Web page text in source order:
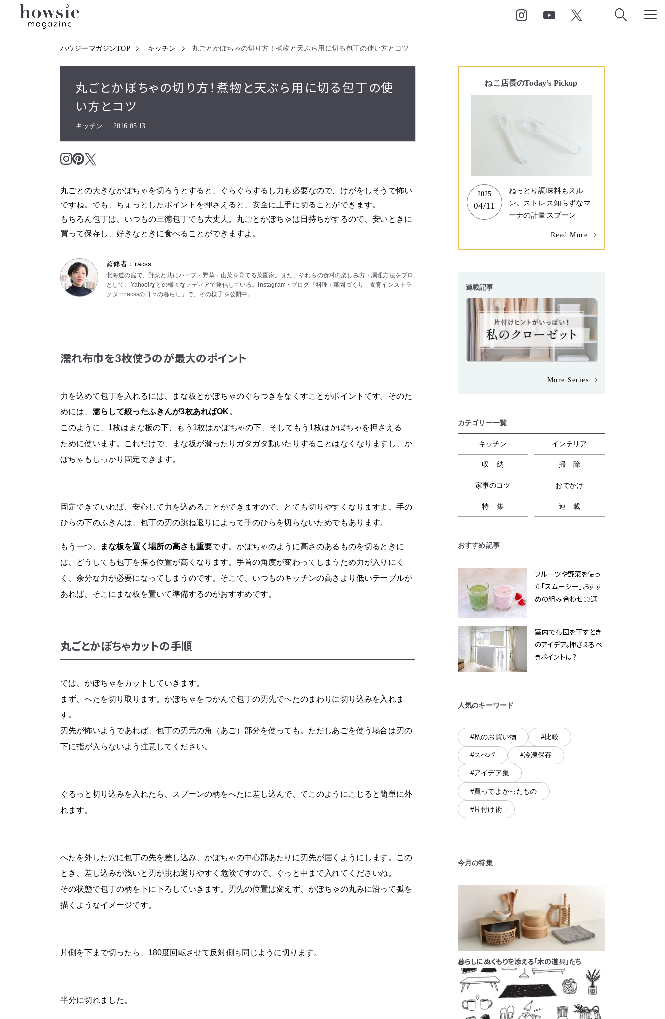
ハウジーマガジンTOP キッチン 丸ごとかぼちゃの切り方！煮物と天ぷら用に切る包丁の使い方とコツ
丸ごとかぼちゃの切り方！煮物と天ぷら用に切る包丁の使
い方とコツ
キッチン 2016.05.13
丸ごとの大きなかぼちゃを切ろうとすると、ぐらぐらするし力も必要なので、けがをしそうで怖い
ですね。でも、ちょっとしたポイントを押さえると、安全に上手に切ることができます。
もちろん包丁は、いつもの三徳包丁でも大丈夫。丸ごとかぼちゃは日持ちがするので、安いときに
買って保存し、好きなときに食べることができますよ。
監修者：racss
北海道の庭で、野菜と共にハーブ・野草・山菜を育てる菜園家。また、それらの食材の楽しみ方・調理方法をプロ
として、Yahoo!などの様々なメディアで発信している。Instagram・ブログ『料理＋菜園づくり 食育インストラ
クターracssの日々の暮らし』で、その様子を公開中。
濡れ布巾を3枚使うのが最大のポイント
力を込めて包丁を入れるには、まな板とかぼちゃのぐらつきをなくすことがポイントです。そのた
めには、 濡らして絞ったふきんが3枚あればOK 。
このように、1枚はまな板の下、もう1枚はかぼちゃの下、そしてもう1枚はかぼちゃを押さえる
ために使います。これだけで、まな板が滑ったりガタガタ動いたりすることはなくなりますし、か
ぼちゃもしっかり固定できます。
固定できていれば、安心して力を込めることができますので、とても切りやすくなりますよ。手の
ひらの下のふきんは、包丁の刃の跳ね返りによって手のひらを切らないためでもあります。
もう一つ、 まな板を置く場所の高さも重要です。かぼちゃのように高さのあるものを切るときに
は、どうしても包丁を握る位置が高くなります。手首の角度が変わってしまうため力が入りにく
く、余分な力が必要になってしまうのです。そこで、いつものキッチンの高さより低いテーブルが
あれば、そこにまな板を置いて準備するのがおすすめです。
丸ごとかぼちゃカットの手順
では、かぼちゃをカットしていきます。
まず、へたを切り取ります。かぼちゃをつかんで包丁の刃先でへたのまわりに切り込みを入れま
す。
刃先が怖いようであれば、包丁の刃元の角（あご）部分を使っても。ただしあごを使う場合は刃の
下に指が入らないよう注意してください。
ぐるっと切り込みを入れたら、スプーンの柄をへたに差し込んで、てこのようにこじると簡単に外
れます。
へたを外した穴に包丁の先を差し込み、かぼちゃの中心部あたりに刃先が届くようにします。この
とき、差し込みが浅いと刃が跳ね返りやすく危険ですので、ぐっと中まで入れてくださいね。
その状態で包丁の柄を下に下ろしていきます。刃先の位置は変えず、かぼちゃの丸みに沿って弧を
描くようなイメージです。
片側を下まで切ったら、180度回転させて反対側も同じように切ります。
半分に切れました。
ねこ店長のToday’s Pickup
2025
04/11
ねっとり調味料もスル
ン。ストレス知らずなマ
ーナの計量スプーン
Read More
連載記事
More Series
カテゴリー一覧
キッチン インテリア
収納 掃除
家事のコツ おでかけ
特集 連載
おすすめ記事
フルーツや野菜を使っ
た「スムージー」おすす
めの組み合わせ13選
室内で布団を干すとき
のアイデア。押さえるべ
きポイントは？
人気のキーワード
#私のお買い物 #比較
#スぺパ #冷凍保存
#アイデア集
#買ってよかったもの
#片付け術
今月の特集
暮らしにぬくもりを添える「木の道具」たち